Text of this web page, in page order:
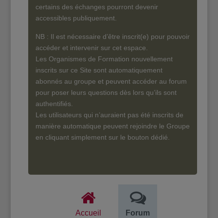
certains des échanges pourront devenir
accessibles publiquement.
NB : Il est nécessaire d’être inscrit(e) pour pouvoir
accéder et intervenir sur cet espace.
Les Organismes de Formation nouvellement
inscrits sur ce Site sont automatiquement
abonnés au groupe et peuvent accéder au forum
pour poser leurs questions dès lors qu’ils sont
authentifiés.
Les utilisateurs qui n’auraient pas été inscrits de
manière automatique peuvent rejoindre le Groupe
en cliquant simplement sur le bouton dédié.
Accueil Forum